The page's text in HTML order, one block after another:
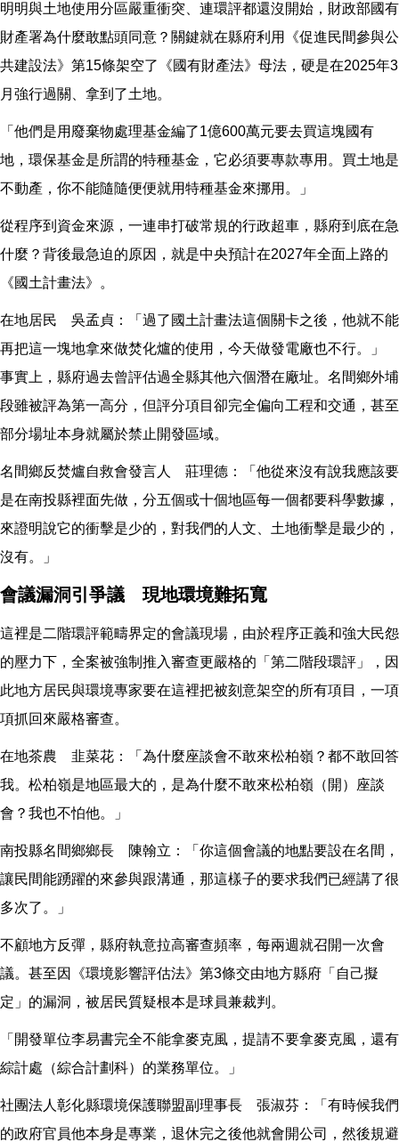
明明與土地使用分區嚴重衝突、連環評都還沒開始，財政部國有
財產署為什麼敢點頭同意？關鍵就在縣府利用《促進民間參與公
共建設法》第15條架空了《國有財產法》母法，硬是在2025年3
月強行過關、拿到了土地。
「他們是用廢棄物處理基金編了1億600萬元要去買這塊國有
地，環保基金是所謂的特種基金，它必須要專款專用。買土地是
不動產，你不能隨隨便便就用特種基金來挪用。」
從程序到資金來源，一連串打破常規的行政超車，縣府到底在急
什麼？背後最急迫的原因，就是中央預計在2027年全面上路的
《國土計畫法》。
在地居民 吳孟貞：「過了國土計畫法這個關卡之後，他就不能
再把這一塊地拿來做焚化爐的使用，今天做發電廠也不行。」
事實上，縣府過去曾評估過全縣其他六個潛在廠址。名間鄉外埔
段雖被評為第一高分，但評分項目卻完全偏向工程和交通，甚至
部分場址本身就屬於禁止開發區域。
名間鄉反焚爐自救會發言人 莊理德：「他從來沒有說我應該要
是在南投縣裡面先做，分五個或十個地區每一個都要科學數據，
來證明說它的衝擊是少的，對我們的人文、土地衝擊是最少的，
沒有。」
會議漏洞引爭議 現地環境難拓寬
這裡是二階環評範疇界定的會議現場，由於程序正義和強大民怨
的壓力下，全案被強制推入審查更嚴格的「第二階段環評」，因
此地方居民與環境專家要在這裡把被刻意架空的所有項目，一項
項抓回來嚴格審查。
在地茶農 韭菜花：「為什麼座談會不敢來松柏嶺？都不敢回答
我。松柏嶺是地區最大的，是為什麼不敢來松柏嶺（開）座談
會？我也不怕他。」
南投縣名間鄉鄉長 陳翰立：「你這個會議的地點要設在名間，
讓民間能踴躍的來參與跟溝通，那這樣子的要求我們已經講了很
多次了。」
不顧地方反彈，縣府執意拉高審查頻率，每兩週就召開一次會
議。甚至因《環境影響評估法》第3條交由地方縣府「自己擬
定」的漏洞，被居民質疑根本是球員兼裁判。
「開發單位李易書完全不能拿麥克風，提請不要拿麥克風，還有
綜計處（綜合計劃科）的業務單位。」
社團法人彰化縣環境保護聯盟副理事長 張淑芬：「有時候我們
的政府官員他本身是專業，退休完之後他就會開公司，然後規避